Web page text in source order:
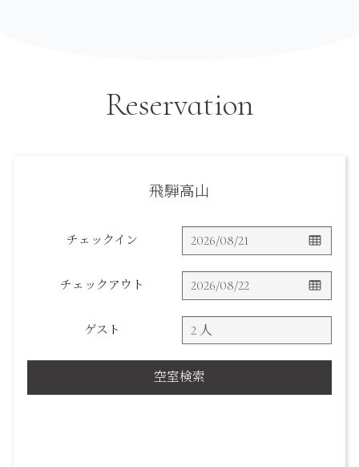
Reservation
飛騨高山
チェックイン
チェックアウト
ゲスト
空室検索